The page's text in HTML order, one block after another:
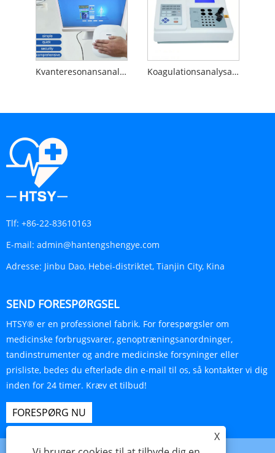
Kvanteresonansanalysator Koagulationsanalysator
Tlf: +86-22-83610163
E-mail: admin@hantengshengye.com
Adresse: Jinbu Dao, Hebei-distriktet, Tianjin City, Kina
SEND FORESPØRGSEL
HTSY® er en professionel fabrik. For forespørgsler om
medicinske forbrugsvarer, genoptræningsanordninger,
tandinstrumenter og andre medicinske forsyninger eller
prisliste, bedes du efterlade din e-mail til os, så kontakter vi dig
inden for 24 timer. Kræv et tilbud!
FORESPØRG NU
X